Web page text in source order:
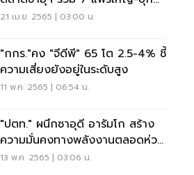
ออนไลน์รัสเซีย
21 เม.ย. 2565 | 03:00 น.
"กกร."คง "จีดีพี" 65 โต 2.5-4% ชี้
ความเสี่ยงยังอยู่ในระดับสูง
11 พ.ค. 2565 | 06:54 น.
"ปตท." ผนึกซาอุดี อารัมโก สร้าง
ความมั่นคงทางพลังงานตลอดห่วง
โซ่ธุรกิจ
13 พ.ค. 2565 | 03:06 น.